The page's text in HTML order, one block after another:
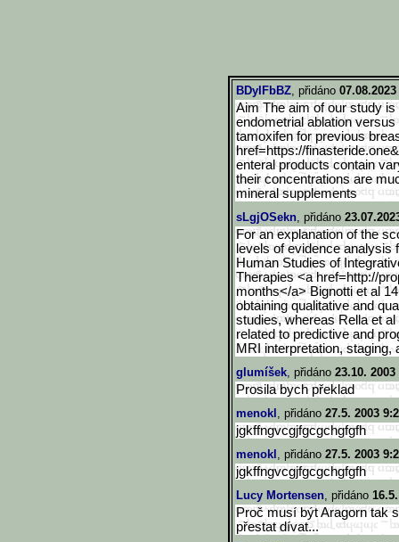
BDyIFbBZ, přidáno
Aim The aim of our study
endometrial ablation
tamoxifen for previous
href=https://
enteral products contain
their concentrations are
mineral supplements
sLgjOSekn, přidáno
For an explanation of the
levels of evidence analysis
Human Studies of
Therapies <a href=http://
months</a> Bignotti et al
obtaining qualitative and
studies, whereas Rella et
related to predictive and
MRI interpretation,
glumíšek, přidáno 23.10. 2003
Prosila bych překlad
menokl , přidáno 27.5. 2003
jgkffngvcgjfgcgchgfgfh
menokl , přidáno 27.5. 2003
jgkffngvcgjfgcgchgfgfh
Lucy Mortensen, přidáno
Proč musí být Aragorn tak
přestat dívat...